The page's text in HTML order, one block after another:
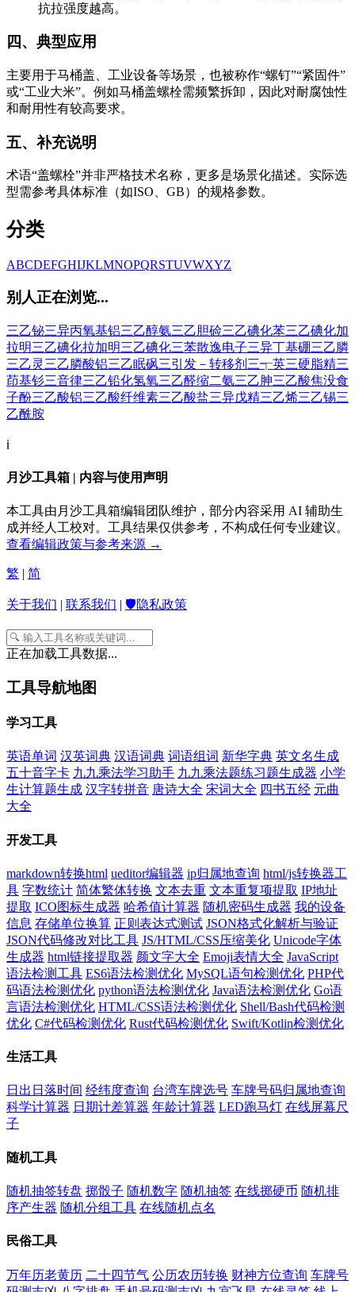
抗拉强度越高。
四、典型应用
主要用于马桶盖、工业设备等场景，也被称作“螺钉”“紧固件”
或“工业大米”。例如马桶盖螺栓需频繁拆卸，因此对耐腐蚀性
和耐用性有较高要求。
五、补充说明
术语“盖螺栓”并非严格技术名称，更多是场景化描述。实际选
型需参考具体标准（如ISO、GB）的规格参数。
分类
ABCDEFGHIJKLMNOPQRSTUVWXYZ
别人正在浏览...
三乙铋三异丙氧基铝三乙醇氨三乙胆硷三乙碘化苯三乙碘化加
拉明三乙碘化拉加明三乙碘化三苯散逸电子三异丁基硼三乙膦
三乙灵 三乙膦酸铝三乙眠砜三引发－转移剂 三┭英三硬脂精三
茚基钐三音律三乙铅化氢氧三乙醛缩二氨三乙胂三乙酸焦没食
子酚三乙酸铝三乙酸纤维素三乙酸盐三异戊精三乙烯三乙锡三
乙酰胺
ℹ️
月沙工具箱 | 内容与使用声明
本工具由月沙工具箱编辑团队维护，部分内容采用 AI 辅助生
成并经人工校对。工具结果仅供参考，不构成任何专业建议。
查看编辑政策与参考来源 →
繁 | 简
关于我们 | 联系我们 | 🛡️隐私政策
正在加载工具数据...
工具导航地图
学习工具
英语单词 汉英词典 汉语词典 词语组词 新华字典 英文名生成
五十音字卡 九九乘法学习助手 九九乘法题练习题生成器 小学
生计算题生成 汉字转拼音 唐诗大全 宋词大全 四书五经 元曲
大全
开发工具
markdown转换html ueditor编辑器 ip归属地查询 html/js转换器工
具 字数统计 简体繁体转换 文本去重 文本重复项提取 IP地址
提取 ICO图标生成器 哈希值计算器 随机密码生成器 我的设备
信息 存储单位换算 正则表达式测试 JSON格式化解析与验证
JSON代码修改对比工具 JS/HTML/CSS压缩美化 Unicode字体
生成器 html链接提取器 颜文字大全 Emoji表情大全 JavaScript
语法检测工具 ES6语法检测优化 MySQL语句检测优化 PHP代
码语法检测优化 python语法检测优化 Java语法检测优化 Go语
言语法检测优化 HTML/CSS语法检测优化 Shell/Bash代码检测
优化 C#代码检测优化 Rust代码检测优化 Swift/Kotlin检测优化
生活工具
日出日落时间 经纬度查询 台湾车牌选号 车牌号码归属地查询
科学计算器 日期计差算器 年龄计算器 LED跑马灯 在线屏幕尺
子
随机工具
随机抽签转盘 掷骰子 随机数字 随机抽签 在线掷硬币 随机排
序产生器 随机分组工具 在线随机点名
民俗工具
万年历老黄历 二十四节气 公历农历转换 财神方位查询 车牌号